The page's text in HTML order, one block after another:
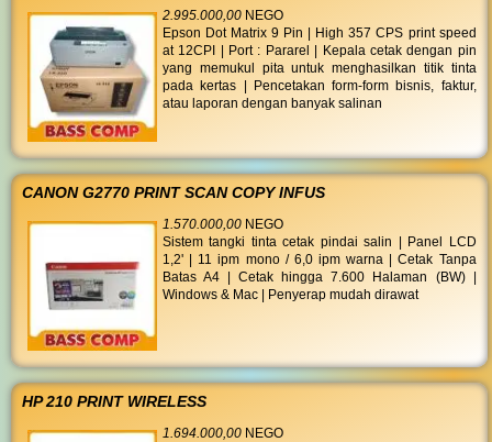
2.995.000,00 NEGO
Epson Dot Matrix 9 Pin | High 357 CPS print speed
at 12CPI | Port : Pararel | Kepala cetak dengan pin
yang memukul pita untuk menghasilkan titik tinta
pada kertas | Pencetakan form-form bisnis, faktur,
atau laporan dengan banyak salinan
CANON G2770 PRINT SCAN COPY INFUS
1.570.000,00 NEGO
Sistem tangki tinta cetak pindai salin | Panel LCD
1,2' | 11 ipm mono / 6,0 ipm warna | Cetak Tanpa
Batas A4 | Cetak hingga 7.600 Halaman (BW) |
Windows & Mac | Penyerap mudah dirawat
HP 210 PRINT WIRELESS
1.694.000,00 NEGO